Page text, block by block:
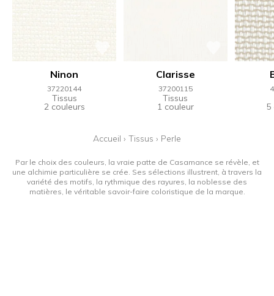
Ninon
37220144
Tissus
2 couleurs
Clarisse
37200115
Tissus
1 couleur 5
Accueil › Tissus › Perle
Par le choix des couleurs, la vraie patte de Casamance se révèle, et
une alchimie particulière se crée. Ses sélections illustrent, à travers la
variété des motifs, la rythmique des rayures, la noblesse des
matières, le véritable savoir-faire coloristique de la marque.